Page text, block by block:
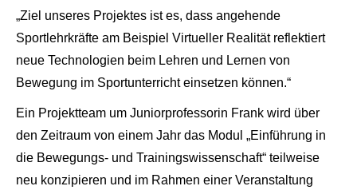
„Ziel unseres Projektes ist es, dass angehende
Sportlehrkräfte am Beispiel Virtueller Realität reflektiert
neue Technologien beim Lehren und Lernen von
Bewegung im Sportunterricht einsetzen können.“
Ein Projektteam um Juniorprofessorin Frank wird über
den Zeitraum von einem Jahr das Modul „Einführung in
die Bewegungs- und Trainingswissenschaft“ teilweise
neu konzipieren und im Rahmen einer Veranstaltung